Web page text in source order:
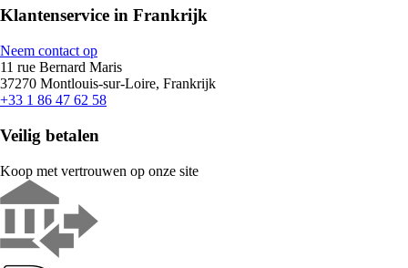
Klantenservice in Frankrijk
Neem contact op
11 rue Bernard Maris
37270 Montlouis-sur-Loire, Frankrijk
+33 1 86 47 62 58
Veilig betalen
Koop met vertrouwen op onze site